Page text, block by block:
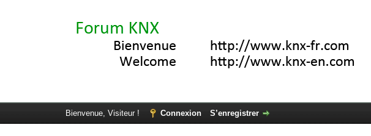
Bienvenue, Visiteur ! Connexion S’enregistrer